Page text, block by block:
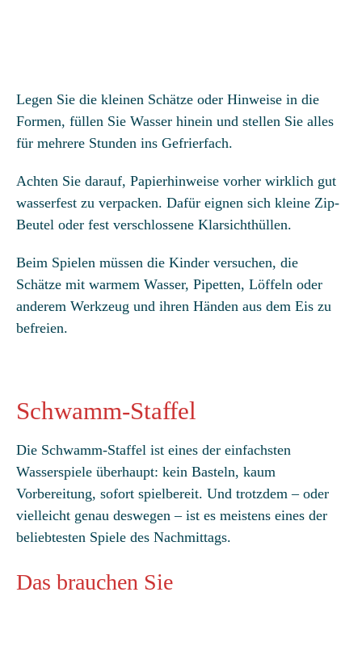
Legen Sie die kleinen Schätze oder Hinweise in die
Formen, füllen Sie Wasser hinein und stellen Sie alles
für mehrere Stunden ins Gefrierfach.
Achten Sie darauf, Papierhinweise vorher wirklich gut
wasserfest zu verpacken. Dafür eignen sich kleine Zip-
Beutel oder fest verschlossene Klarsichthüllen.
Beim Spielen müssen die Kinder versuchen, die
Schätze mit warmem Wasser, Pipetten, Löffeln oder
anderem Werkzeug und ihren Händen aus dem Eis zu
befreien.
Schwamm-Staffel
Die Schwamm-Staffel ist eines der einfachsten
Wasserspiele überhaupt: kein Basteln, kaum
Vorbereitung, sofort spielbereit. Und trotzdem – oder
vielleicht genau deswegen – ist es meistens eines der
beliebtesten Spiele des Nachmittags.
Das brauchen Sie